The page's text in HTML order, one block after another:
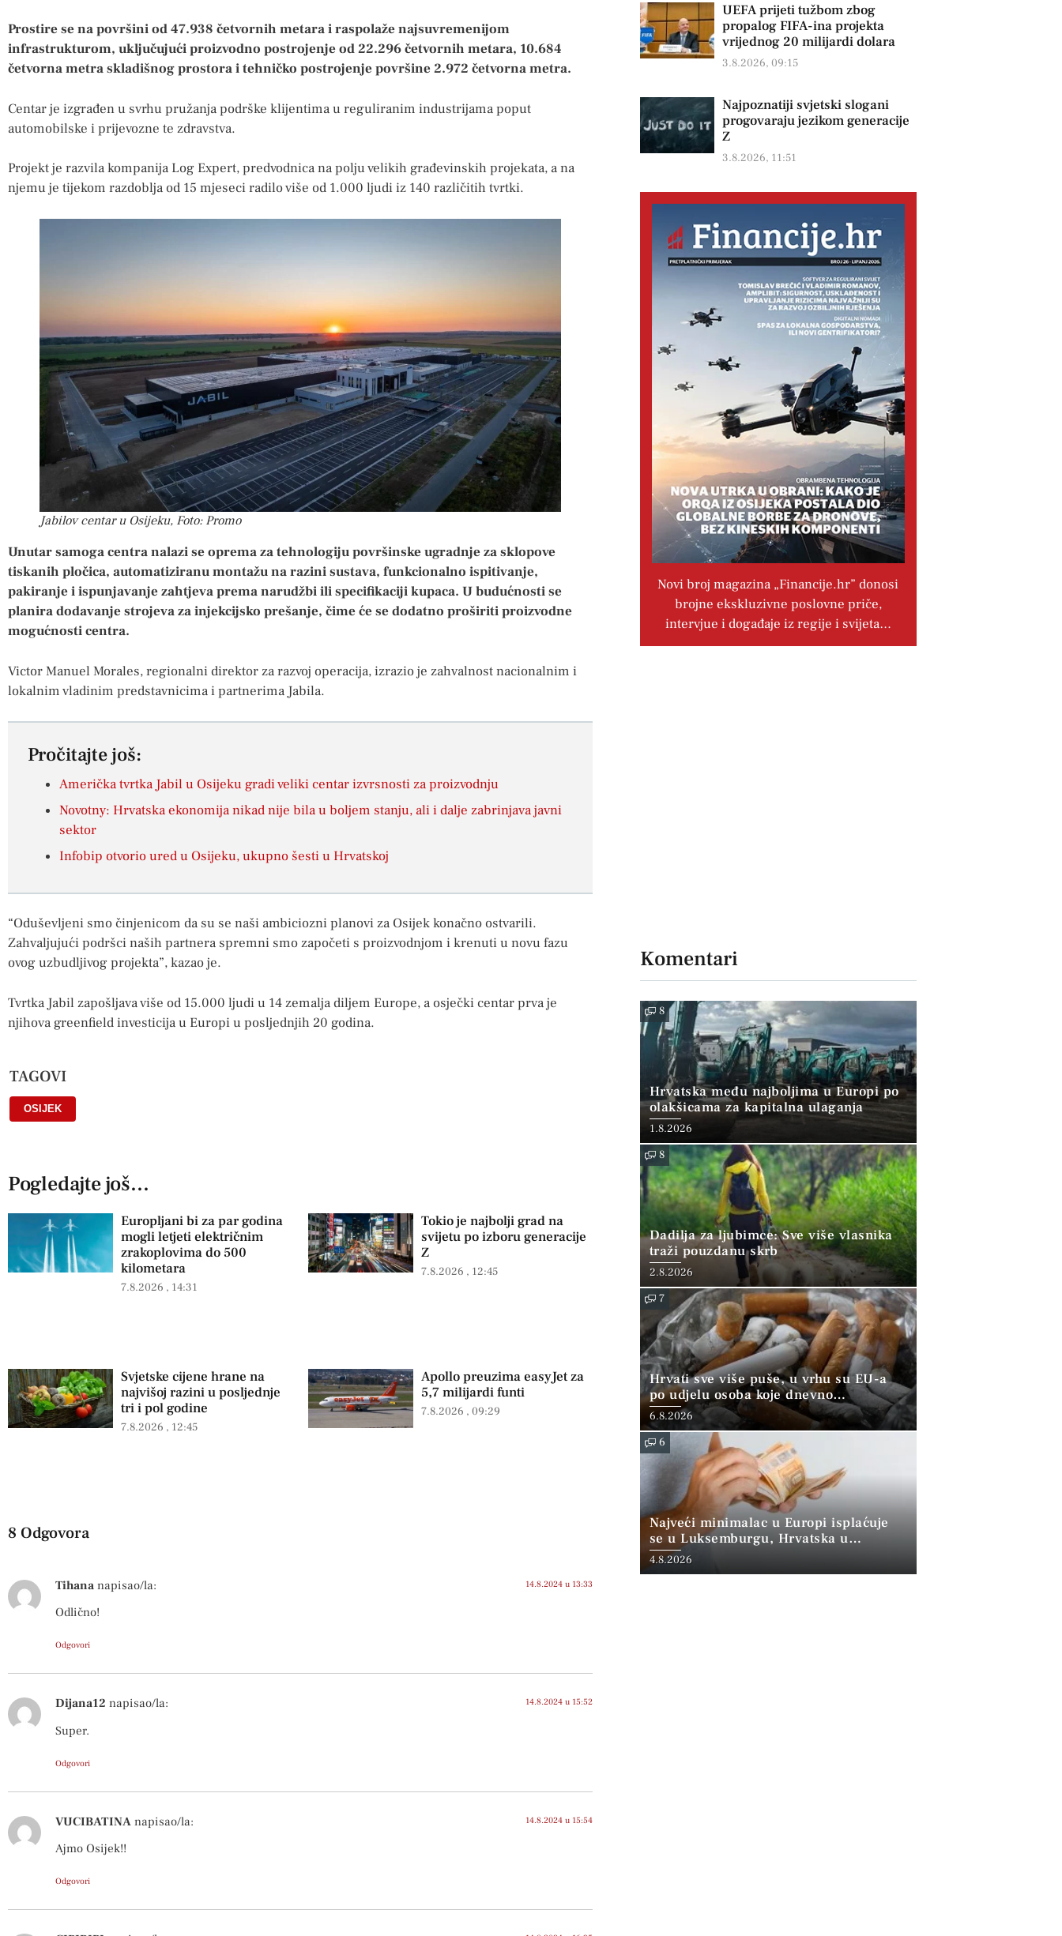
Prostire se na površini od 47.938 četvornih metara i raspolaže najsuvremenijom
infrastrukturom, uključujući proizvodno postrojenje od 22.296 četvornih metara, 10.684
četvorna metra skladišnog prostora i tehničko postrojenje površine 2.972 četvorna metra.
Centar je izgrađen u svrhu pružanja podrške klijentima u reguliranim industrijama poput
automobilske i prijevozne te zdravstva.
Projekt je razvila kompanija Log Expert, predvodnica na polju velikih građevinskih projekata, a na
njemu je tijekom razdoblja od 15 mjeseci radilo više od 1.000 ljudi iz 140 različitih tvrtki.
Jabilov centar u Osijeku, Foto: Promo
Unutar samoga centra nalazi se oprema za tehnologiju površinske ugradnje za sklopove
tiskanih pločica, automatiziranu montažu na razini sustava, funkcionalno ispitivanje,
pakiranje i ispunjavanje zahtjeva prema narudžbi ili specifikaciji kupaca. U budućnosti se
planira dodavanje strojeva za injekcijsko prešanje, čime će se dodatno proširiti proizvodne
mogućnosti centra.
Victor Manuel Morales, regionalni direktor za razvoj operacija, izrazio je zahvalnost nacionalnim i
lokalnim vladinim predstavnicima i partnerima Jabila.
Pročitajte još:
Američka tvrtka Jabil u Osijeku gradi veliki centar izvrsnosti za proizvodnju
Novotny: Hrvatska ekonomija nikad nije bila u boljem stanju, ali i dalje zabrinjava javni
sektor
Infobip otvorio ured u Osijeku, ukupno šesti u Hrvatskoj
“Oduševljeni smo činjenicom da su se naši ambiciozni planovi za Osijek konačno ostvarili.
Zahvaljujući podršci naših partnera spremni smo započeti s proizvodnjom i krenuti u novu fazu
ovog uzbudljivog projekta”, kazao je.
Tvrtka Jabil zapošljava više od 15.000 ljudi u 14 zemalja diljem Europe, a osječki centar prva je
njihova greenfield investicija u Europi u posljednjih 20 godina.
TAGOVI
OSIJEK
Pogledajte još...
Europljani bi za par godina
mogli letjeti električnim
zrakoplovima do 500
kilometara
7.8.2026 14:31
Tokio je najbolji grad na
svijetu po izboru generacije
Z
7.8.2026 12:45
Svjetske cijene hrane na
najvišoj razini u posljednje
tri i pol godine
7.8.2026 12:45
Apollo preuzima easyJet za
5,7 milijardi funti
7.8.2026 09:29
8 Odgovora
Tihana napisao/la: 14.8.2024 u 13:33
Odlično!
Odgovori
Dijana12 napisao/la: 14.8.2024 u 15:52
Super.
Odgovori
VUCIBATINA napisao/la: 14.8.2024 u 15:54
Ajmo Osijek!!
Odgovori
UEFA prijeti tužbom zbog
propalog FIFA-ina projekta
vrijednog 20 milijardi dolara
3.8.2026, 09:15
Najpoznatiji svjetski slogani
progovaraju jezikom generacije
Z
3.8.2026, 11:51
Novi broj magazina „Financije.hr” donosi
brojne ekskluzivne poslovne priče,
intervjue i događaje iz regije i svijeta…
Komentari
8
Hrvatska među najboljima u Europi po
olakšicama za kapitalna ulaganja
1.8.2026
8
Dadilja za ljubimce: Sve više vlasnika
traži pouzdanu skrb
2.8.2026
7
Hrvati sve više puše, u vrhu su EU-a
po udjelu osoba koje dnevno
konzumiraju duhan
6.8.2026
6
Najveći minimalac u Europi isplaćuje
se u Luksemburgu, Hrvatska u
“srednjoj skupini”
4.8.2026